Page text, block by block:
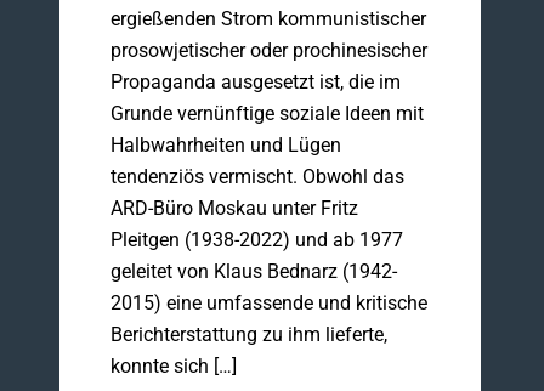
ergießenden Strom kommunistischer
prosowjetischer oder prochinesischer
Propaganda ausgesetzt ist, die im
Grunde vernünftige soziale Ideen mit
Halbwahrheiten und Lügen
tendenziös vermischt. Obwohl das
ARD-Büro Moskau unter Fritz
Pleitgen (1938-2022) und ab 1977
geleitet von Klaus Bednarz (1942-
2015) eine umfassende und kritische
Berichterstattung zu ihm lieferte,
konnte sich […]